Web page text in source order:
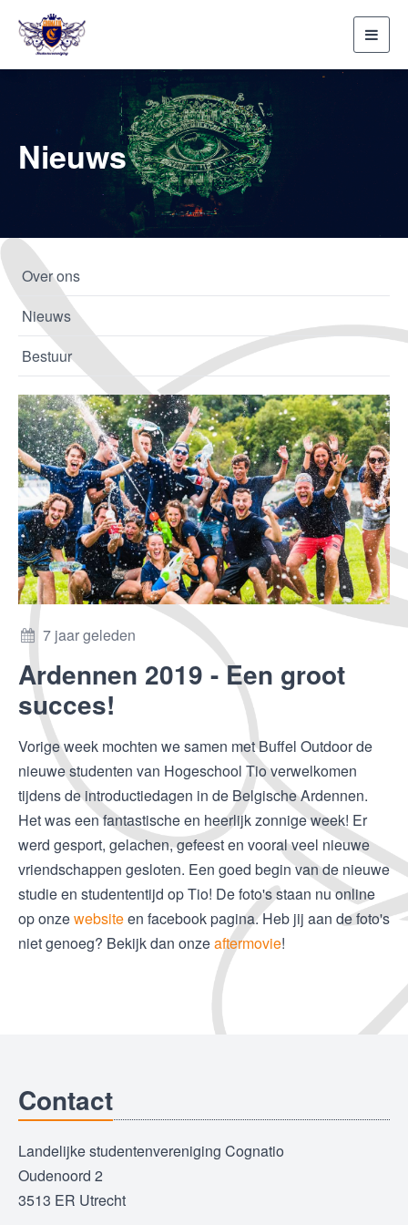
Nieuws
Over ons
Nieuws
Bestuur
7 jaar geleden
Ardennen 2019 - Een groot
succes!
Vorige week mochten we samen met Buffel Outdoor de
nieuwe studenten van Hogeschool Tio verwelkomen
tijdens de introductiedagen in de Belgische Ardennen.
Het was een fantastische en heerlijk zonnige week! Er
werd gesport, gelachen, gefeest en vooral veel nieuwe
vriendschappen gesloten. Een goed begin van de nieuwe
studie en studententijd op Tio! De foto's staan nu online
op onzewebsiteen facebook pagina. Heb jij aan de foto's
niet genoeg? Bekijk dan onzeaftermovie!
Contact
Landelijke studentenvereniging Cognatio
Oudenoord 2
3513 ER Utrecht